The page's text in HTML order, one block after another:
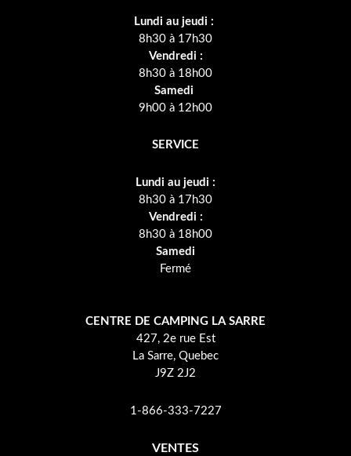
Lundi au jeudi :
8h30 à 17h30
Vendredi :
8h30 à 18h00
Samedi
9h00 à 12h00
SERVICE
Lundi au jeudi :
8h30 à 17h30
Vendredi :
8h30 à 18h00
Samedi
Fermé
CENTRE DE CAMPING LA SARRE
427, 2e rue Est
La Sarre, Quebec
J9Z 2J2
1-866-333-7227
VENTES